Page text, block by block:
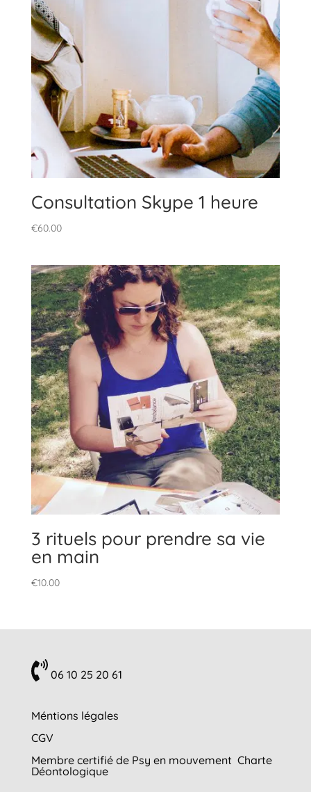
Consultation Skype 1 heure
€60.00
3 rituels pour prendre sa vie
en main
€10.00
06 10 25 20 61
Méntions légales
CGV
Membre certifié de Psy en mouvement Charte
Déontologique